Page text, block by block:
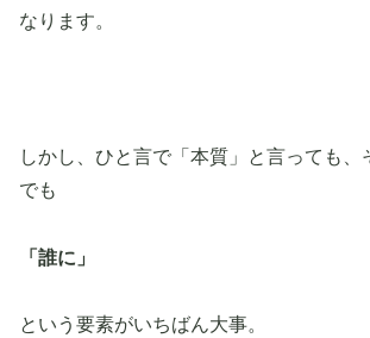
なります。
しかし、ひと言で「本質」と言っても、
でも
「誰に」
という要素がいちばん大事。